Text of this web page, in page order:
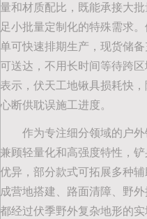
量和材质配比，既能承接大
足小批量定制化的特殊需求
单可快速排期生产，现货储
可送达，不用长时间等待跨
表示，伏天工地锹具损耗快
心断供耽误施工进度。
作为专注细分领域的户
兼顾轻量化和高强度特性，
优异，部分款式可拓展多种
成营地搭建、路面清障、野
都经过伏季野外复杂地形的